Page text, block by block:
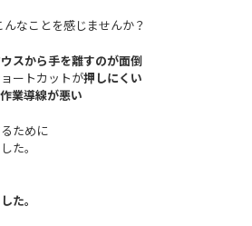
なことを感じませんか？
スから手を離すのが面倒
ートカットが押しにくい
作業導線が悪い
ために
た。
た。